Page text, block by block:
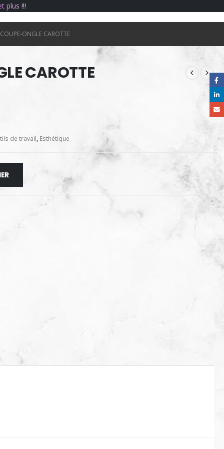
t plus !!!
COUPE-ONGLE CAROTTE
CAROTTE
de travail, Esthétique